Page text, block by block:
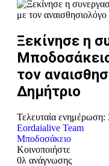
Ξεκίνησε η
τον
Δημήτριο
Τελευταία
Eordaialive Team
Μποδοσάκειο
Κοινοποιήστε
0λ ανάγνωσης